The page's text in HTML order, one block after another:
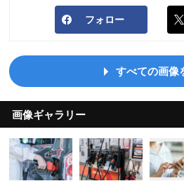
フォロー
すべての画像
画像ギャラリー